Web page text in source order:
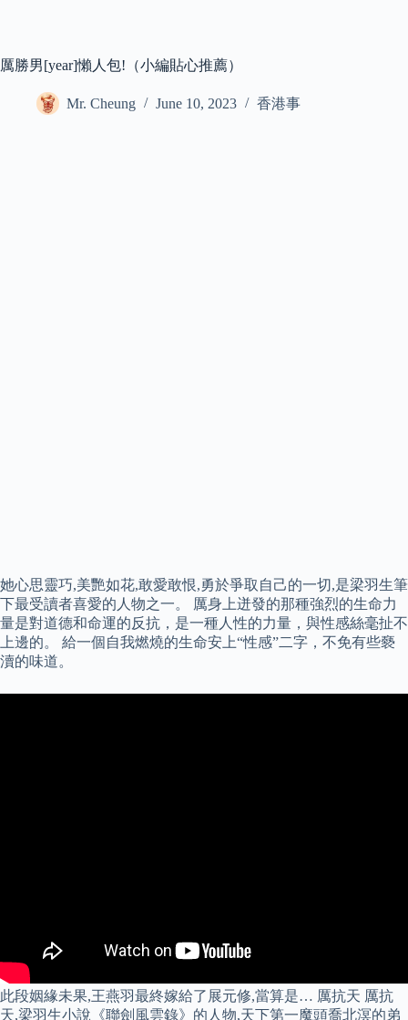
厲勝男[year]懶人包!（小編貼心推薦）
Mr. Cheung June 10, 2023 香港事
她心思靈巧,美艷如花,敢愛敢恨,勇於爭取自己的一切,是梁羽生筆
下最受讀者喜愛的人物之一。 厲身上迸發的那種強烈的生命力
量是對道德和命運的反抗，是一種人性的力量，與性感絲毫扯不
上邊的。 給一個自我燃燒的生命安上“性感”二字，不免有些褻
瀆的味道。
此段姻緣未果,王燕羽最終嫁給了展元修,當算是… 厲抗天 厲抗
天,梁羽生小說《聯劍風雲錄》的人物,天下第一魔頭喬北溟的弟